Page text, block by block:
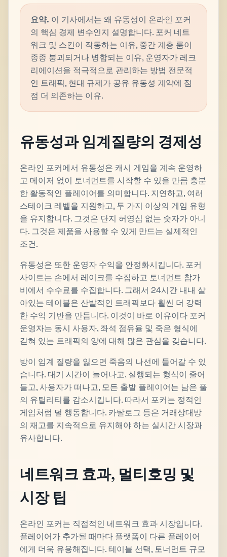
요약. 이 기사에서는 왜 유동성이 온라인 포커
의 핵심 경제 변수인지 설명합니다. 포커 네트
워크 및 스킨이 작동하는 이유, 중간 계층 룸이
종종 붕괴되거나 병합되는 이유, 운영자가 레크
리에이션을 적극적으로 관리하는 방법 전문적
인 트래픽, 현대 규제가 공유 유동성 계약에 점
점 더 의존하는 이유.
유동성과 임계질량의 경제성
온라인 포커에서 유동성은 캐시 게임을 계속 운영하
고 메이저 없이 토너먼트를 시작할 수 있을 만큼 충분
한 활동적인 플레이어를 의미합니다. 지연하고, 여러
스테이크 레벨을 지원하고, 두 가지 이상의 게임 유형
을 유지합니다. 그것은 단지 허영심 없는 숫자가 아니
다. 그것은 제품을 사용할 수 있게 만드는 실제적인
조건.
유동성은 또한 운영자 수익을 안정화시킵니다. 포커
사이트는 손에서 레이크를 수집하고 토너먼트 참가
비에서 수수료를 수집합니다. 그래서 24시간 내내 살
아있는 테이블은 산발적인 트래픽보다 훨씬 더 강력
한 수익 기반을 만듭니다. 이것이 바로 이유이다 포커
운영자는 동시 사용자, 좌석 점유율 및 죽은 형식에
갇혀 있는 트래픽의 양에 대해 많은 관심을 갖습니다.
방이 임계 질량을 잃으면 죽음의 나선에 들어갈 수 있
습니다. 대기 시간이 늘어나고, 실행되는 형식이 줄어
들고, 사용자가 떠나고, 모든 출발 플레이어는 남은 풀
의 유틸리티를 감소시킵니다. 따라서 포커는 정적인
게임처럼 덜 행동합니다. 카탈로그 등은 거래상대방
의 재고를 지속적으로 유지해야 하는 실시간 시장과
유사합니다.
네트워크 효과, 멀티호밍 및
시장 팁
온라인 포커는 직접적인 네트워크 효과 시장입니다.
플레이어가 추가될 때마다 플랫폼이 다른 플레이어
에게 더욱 유용해집니다. 테이블 선택, 토너먼트 규모